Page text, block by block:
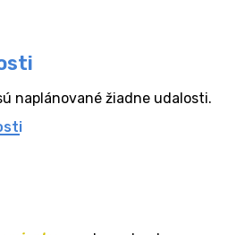
naplánované žiadne udalosti.